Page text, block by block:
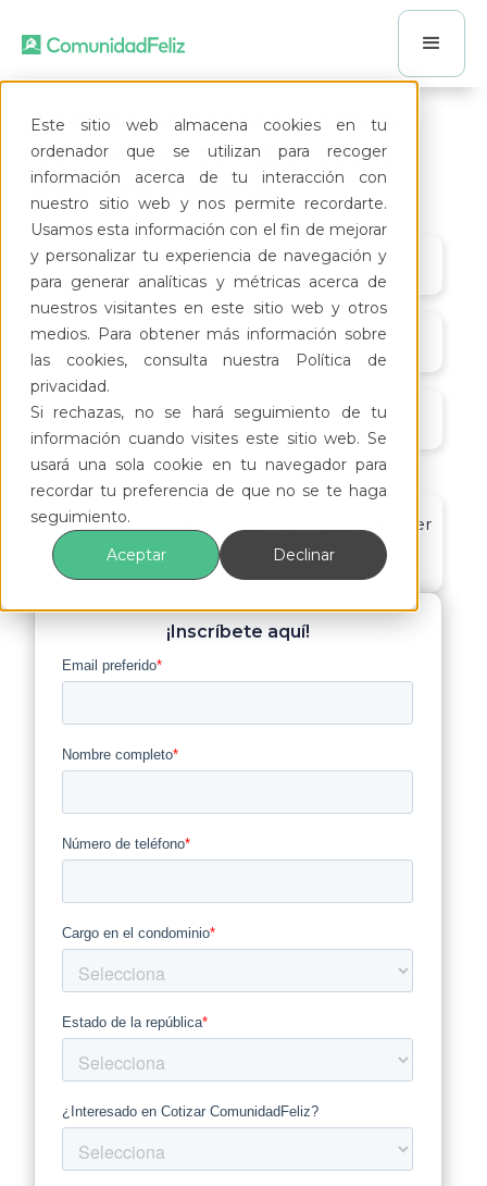
Este sitio web almacena cookies en tu
ordenador que se utilizan para recoger
información acerca de tu interacción con
nuestro sitio web y nos permite recordarte.
Usamos esta información con el fin de mejorar
y personalizar tu experiencia de navegación y
para generar analíticas y métricas acerca de
nuestros visitantes en este sitio web y otros
medios. Para obtener más información sobre
las cookies, consulta nuestra Política de
privacidad.
Si rechazas, no se hará seguimiento de tu
información cuando visites este sitio web. Se
usará una sola cookie en tu navegador para
recordar tu preferencia de que no se te haga
seguimiento.
Aceptar
Declinar
Control de Acceso: Todo lo
que necesitas saber sobre
esta herramienta
Online
20/2/25
3:00 pm
Vicente Mondaca | Country Manager
ComunidadFeliz
¡Inscríbete aquí!